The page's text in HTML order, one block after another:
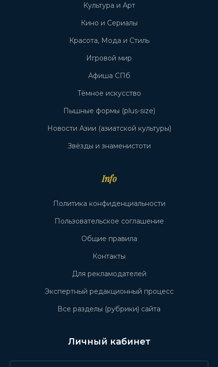
Культура и Арт
Кино и Сериалы
Красота, Мода и Стиль
Игровой мир
Афиша СПб
Тёмное искусство
Пышные формы (plus-size)
Новости Азии (азиатской культуры)
Звёзды и знаменистоти
Info
Политика конфиденциальности
Пользовательское соглашение
Общие правила
Контакты
Для рекламодателей
Экспертный редакционный процесс
Все разделы (рубрики) сайта
Личный кабинет